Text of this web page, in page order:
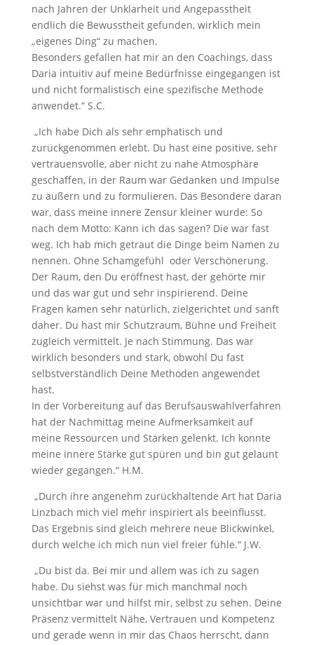
nach Jahren der Unklarheit und Angepasstheit
endlich die Bewusstheit gefunden, wirklich mein
„eigenes Ding“ zu machen.
Besonders gefallen hat mir an den Coachings, dass
Daria intuitiv auf meine Bedürfnisse eingegangen ist
und nicht formalistisch eine spezifische Methode
anwendet.“ S.C.
„Ich habe Dich als sehr emphatisch und
zurückgenommen erlebt. Du hast eine positive, sehr
vertrauensvolle, aber nicht zu nahe Atmosphäre
geschaffen, in der Raum war Gedanken und Impulse
zu äußern und zu formulieren. Das Besondere daran
war, dass meine innere Zensur kleiner wurde: So
nach dem Motto: Kann ich das sagen? Die war fast
weg. Ich hab mich getraut die Dinge beim Namen zu
nennen. Ohne Schamgefühl oder Verschönerung.
Der Raum, den Du eröffnest hast, der gehörte mir
und das war gut und sehr inspirierend. Deine
Fragen kamen sehr natürlich, zielgerichtet und sanft
daher. Du hast mir Schutzraum, Bühne und Freiheit
zugleich vermittelt. Je nach Stimmung. Das war
wirklich besonders und stark, obwohl Du fast
selbstverständlich Deine Methoden angewendet
hast.
In der Vorbereitung auf das Berufsauswahlverfahren
hat der Nachmittag meine Aufmerksamkeit auf
meine Ressourcen und Stärken gelenkt. Ich konnte
meine innere Stärke gut spüren und bin gut gelaunt
wieder gegangen.“ H.M.
„Durch ihre angenehm zurückhaltende Art hat Daria
Linzbach mich viel mehr inspiriert als beeinflusst.
Das Ergebnis sind gleich mehrere neue Blickwinkel,
durch welche ich mich nun viel freier fühle.“ J.W.
„Du bist da. Bei mir und allem was ich zu sagen
habe. Du siehst was für mich manchmal noch
unsichtbar war und hilfst mir, selbst zu sehen. Deine
Präsenz vermittelt Nähe, Vertrauen und Kompetenz
und gerade wenn in mir das Chaos herrscht, dann